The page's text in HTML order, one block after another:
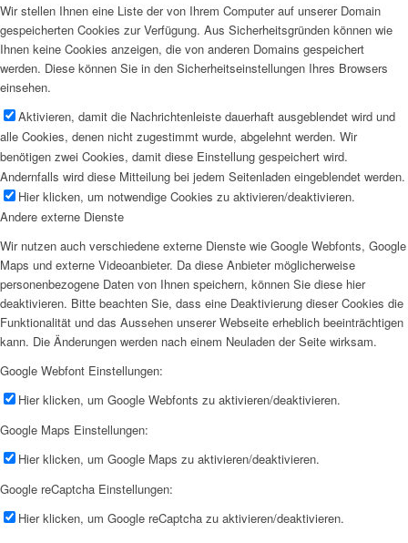
Wir stellen Ihnen eine Liste der von Ihrem Computer auf unserer Domain
gespeicherten Cookies zur Verfügung. Aus Sicherheitsgründen können wie
Ihnen keine Cookies anzeigen, die von anderen Domains gespeichert
werden. Diese können Sie in den Sicherheitseinstellungen Ihres Browsers
einsehen.
Aktivieren, damit die Nachrichtenleiste dauerhaft ausgeblendet wird und
alle Cookies, denen nicht zugestimmt wurde, abgelehnt werden. Wir
benötigen zwei Cookies, damit diese Einstellung gespeichert wird.
Andernfalls wird diese Mitteilung bei jedem Seitenladen eingeblendet werden.
Hier klicken, um notwendige Cookies zu aktivieren/deaktivieren.
Andere externe Dienste
Wir nutzen auch verschiedene externe Dienste wie Google Webfonts, Google
Maps und externe Videoanbieter. Da diese Anbieter möglicherweise
personenbezogene Daten von Ihnen speichern, können Sie diese hier
deaktivieren. Bitte beachten Sie, dass eine Deaktivierung dieser Cookies die
Funktionalität und das Aussehen unserer Webseite erheblich beeinträchtigen
kann. Die Änderungen werden nach einem Neuladen der Seite wirksam.
Google Webfont Einstellungen:
Hier klicken, um Google Webfonts zu aktivieren/deaktivieren.
Google Maps Einstellungen:
Hier klicken, um Google Maps zu aktivieren/deaktivieren.
Google reCaptcha Einstellungen:
Hier klicken, um Google reCaptcha zu aktivieren/deaktivieren.